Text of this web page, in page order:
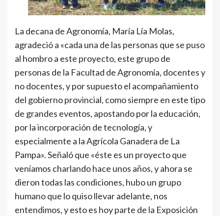
La decana de Agronomía, María Lía Molas,
agradeció a «cada una de las personas que se puso
al hombro a este proyecto, este grupo de
personas de la Facultad de Agronomía, docentes y
no docentes, y por supuesto el acompañamiento
del gobierno provincial, como siempre en este tipo
de grandes eventos, apostando por la educación,
por la incorporación de tecnología, y
especialmente a la Agrícola Ganadera de La
Pampa». Señaló que «éste es un proyecto que
veníamos charlando hace unos años, y ahora se
dieron todas las condiciones, hubo un grupo
humano que lo quiso llevar adelante, nos
entendimos, y esto es hoy parte de la Exposición